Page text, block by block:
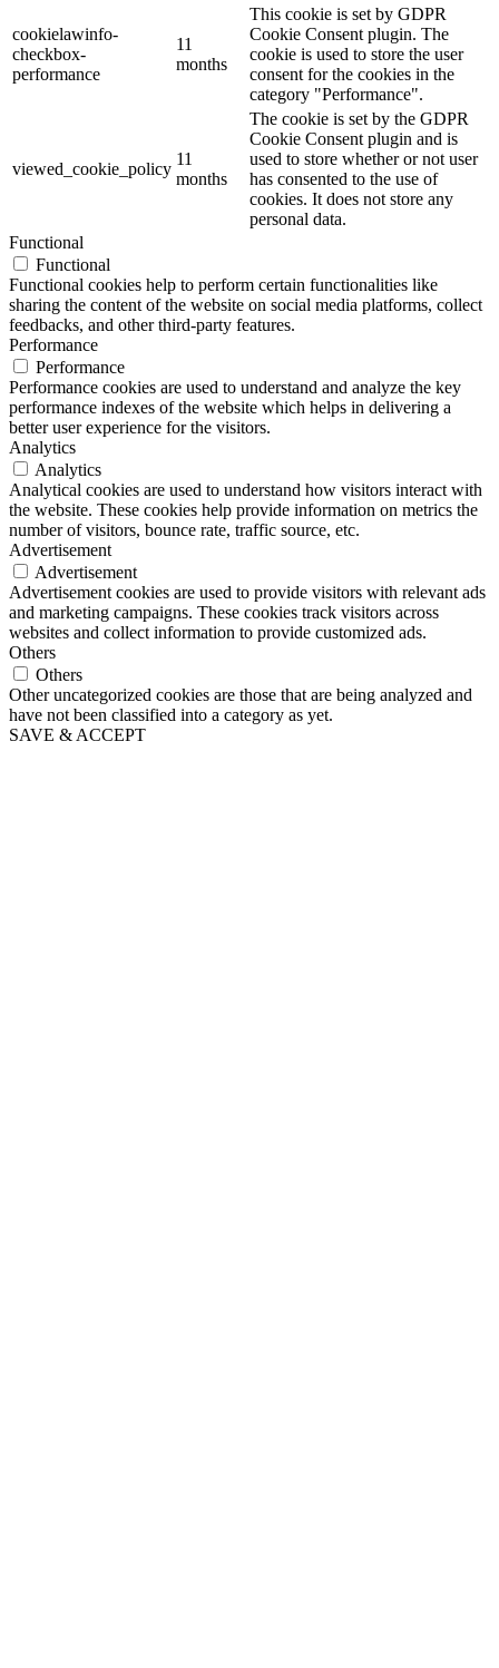
cookielawinfo-
checkbox-
performance
11
months
This cookie is set by GDPR
Cookie Consent plugin. The
cookie is used to store the user
consent for the cookies in the
category "Performance".
viewed_cookie_policy
11
months
The cookie is set by the GDPR
Cookie Consent plugin and is
used to store whether or not user
has consented to the use of
cookies. It does not store any
personal data.
Functional
Functional
Functional cookies help to perform certain functionalities like
sharing the content of the website on social media platforms, collect
feedbacks, and other third-party features.
Performance
Performance
Performance cookies are used to understand and analyze the key
performance indexes of the website which helps in delivering a
better user experience for the visitors.
Analytics
Analytics
Analytical cookies are used to understand how visitors interact with
the website. These cookies help provide information on metrics the
number of visitors, bounce rate, traffic source, etc.
Advertisement
Advertisement
Advertisement cookies are used to provide visitors with relevant ads
and marketing campaigns. These cookies track visitors across
websites and collect information to provide customized ads.
Others
Others
Other uncategorized cookies are those that are being analyzed and
have not been classified into a category as yet.
SAVE & ACCEPT